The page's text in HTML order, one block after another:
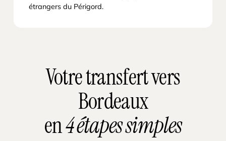
étrangers du Périgord.
Votre transfert vers
Bordeaux
en4 étapes simples